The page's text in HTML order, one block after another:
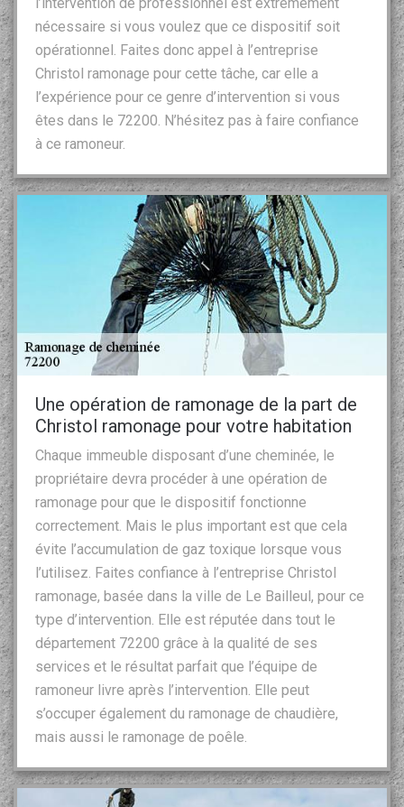
nécessaire si vous voulez que ce dispositif soit
opérationnel. Faites donc appel à l’entreprise
Christol ramonage pour cette tâche, car elle a
l’expérience pour ce genre d’intervention si vous
êtes dans le 72200. N’hésitez pas à faire confiance
à ce ramoneur.
Une opération de ramonage de la part de
Christol ramonage pour votre habitation
Chaque immeuble disposant d’une cheminée, le
propriétaire devra procéder à une opération de
ramonage pour que le dispositif fonctionne
correctement. Mais le plus important est que cela
évite l’accumulation de gaz toxique lorsque vous
l’utilisez. Faites confiance à l’entreprise Christol
ramonage, basée dans la ville de Le Bailleul, pour ce
type d’intervention. Elle est réputée dans tout le
département 72200 grâce à la qualité de ses
services et le résultat parfait que l’équipe de
ramoneur livre après l’intervention. Elle peut
s’occuper également du ramonage de chaudière,
mais aussi le ramonage de poêle.